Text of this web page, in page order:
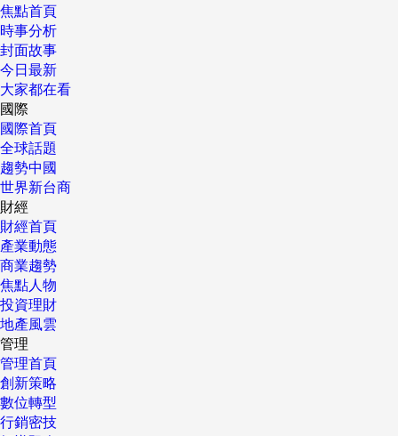
焦點首頁
時事分析
封面故事
今日最新
大家都在看
國際
國際首頁
全球話題
趨勢中國
世界新台商
財經
財經首頁
產業動態
商業趨勢
焦點人物
投資理財
地產風雲
管理
管理首頁
創新策略
數位轉型
行銷密技